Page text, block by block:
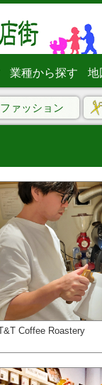
業種から探す 地
ファッション
Coffee Roastery